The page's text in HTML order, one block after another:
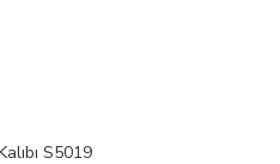
S5019